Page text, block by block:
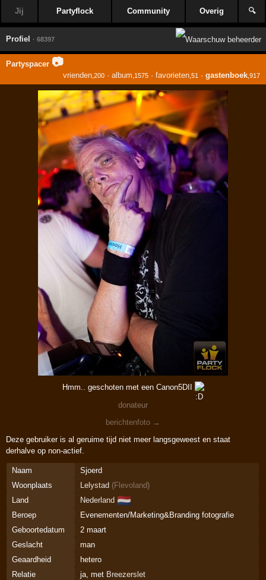
Jij Partyflock Community Overig 🔍
Profiel · 68397
Partyspacer 📷
vrienden,200· album ,1575· favorieten,51· gastenboek,917
Hmm.. geschoten met een Canon5DII
donateur
berichtenfoto →
Deze gebruiker is al geruime tijd niet meer langsgeweest en staat
derhalve op non-actief.
Naam
Sjoerd
Woonplaats
Lelystad (Flevoland)
Land
Nederland 🇳🇱
Beroep
Evenementen/Marketing&Branding fotografie
Geboortedatum
2 maart
Geslacht
man
Geaardheid
hetero
Relatie
ja, met Breezerslet